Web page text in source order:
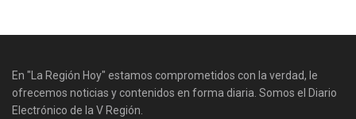
En "La Región Hoy" estamos comprometidos con la verdad, le
ofrecemos noticias y contenidos en forma diaria. Somos el Diario
Electrónico de la V Región.